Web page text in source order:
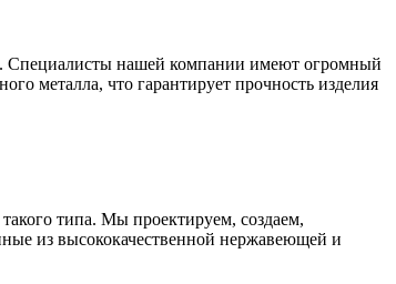
Специалисты нашей компании имеют огромный
металла, что гарантирует прочность изделия
типа. Мы проектируем, создаем,
из высококачественной нержавеющей и